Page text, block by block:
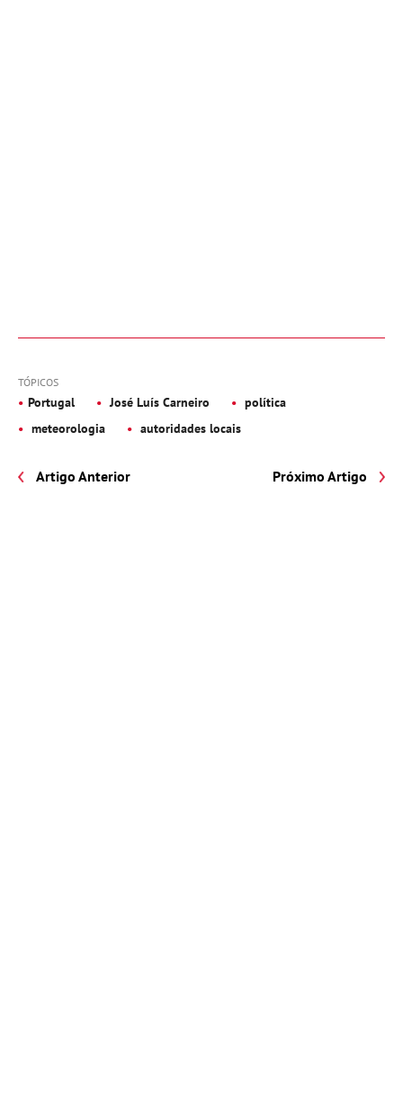
TÓPICOS
Portugal José Luís Carneiro
política
meteorologia
autoridades locais
Artigo Anterior Próximo Artigo